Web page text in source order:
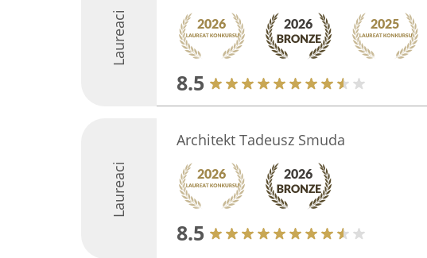
Laureaci
8.5
Laureaci
Architekt Tadeusz Smuda
8.5